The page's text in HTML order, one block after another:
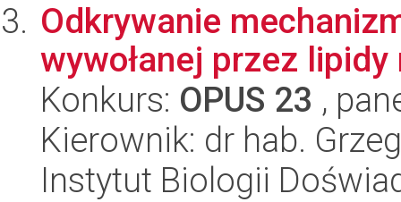
Odkrywanie
wywołanej przez
Konkurs: OPUS 23 ,
Kierownik: dr hab.
Instytut Biologii